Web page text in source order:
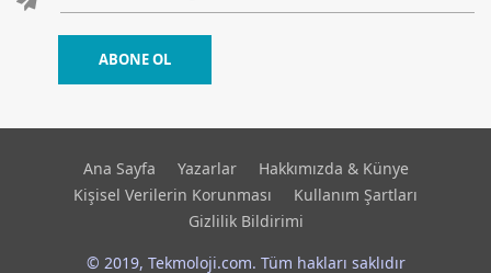
ABONE OL
Ana Sayfa Yazarlar
Hakkımızda & Künye
Kişisel Verilerin Korunması
Kullanım Şartları
Gizlilik Bildirimi
© 2019, Tekmoloji.com. Tüm hakları saklıdır